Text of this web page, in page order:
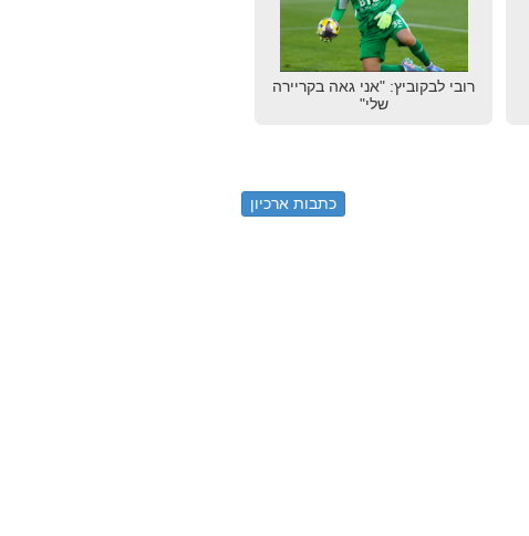
רובי לבקוביץ: "אני גאה בקריירה
שלי"
כתבות ארכיון